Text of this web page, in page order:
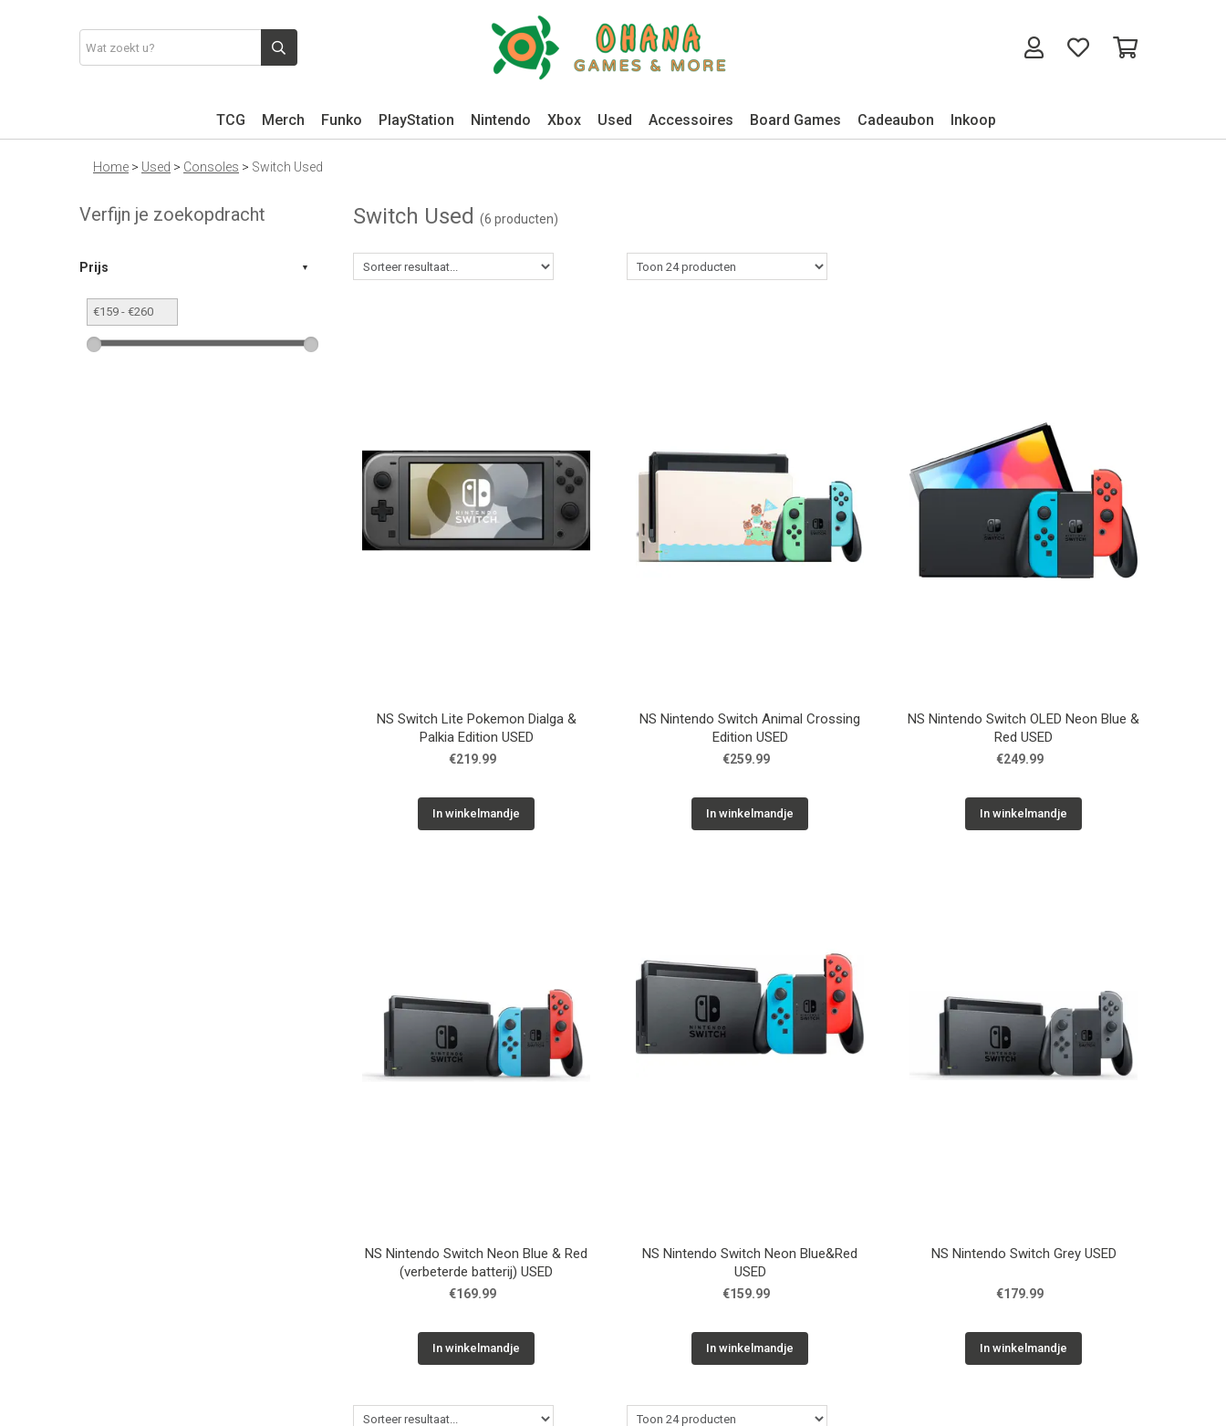
TCG Merch Funko PlayStation Nintendo Xbox Used Accessoires Board Games Cadeaubon Inkoop
Home > Used > Consoles > Switch Used
Verfijn je zoekopdracht
Prijs
Switch Used (6 producten)
NS Switch Lite Pokemon Dialga &
Palkia Edition USED
€219.99
In winkelmandje
NS Nintendo Switch Animal Crossing
Edition USED
€259.99
In winkelmandje
NS Nintendo Switch OLED Neon Blue &
Red USED
€249.99
In winkelmandje
NS Nintendo Switch Neon Blue & Red
(verbeterde batterij) USED
€169.99
In winkelmandje
NS Nintendo Switch Neon Blue&Red
USED
€159.99
In winkelmandje
NS Nintendo Switch Grey USED
€179.99
In winkelmandje